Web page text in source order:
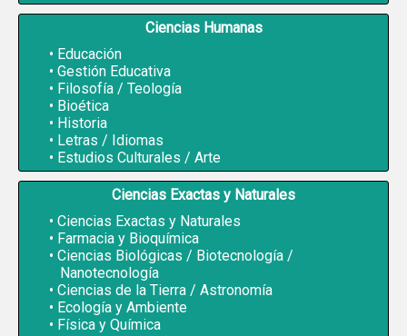
Ciencias Humanas
Educación
Gestión Educativa
Filosofía / Teología
Bioética
Historia
Letras / Idiomas
Estudios Culturales / Arte
Ciencias Exactas y Naturales
Ciencias Exactas y Naturales
Farmacia y Bioquímica
Ciencias Biológicas / Biotecnología /
Nanotecnología
Ciencias de la Tierra / Astronomía
Ecología y Ambiente
Física y Química